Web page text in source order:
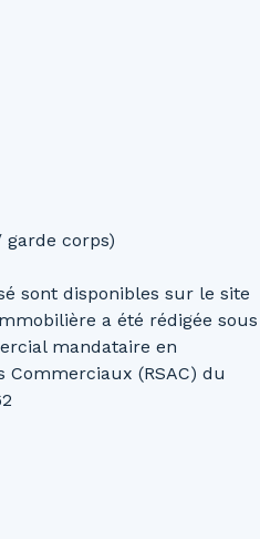
garde corps)
sont disponibles sur le site
a été rédigée sous
mandataire en
(RSAC) du